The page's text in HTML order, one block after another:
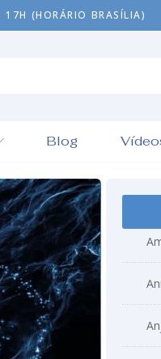
(HORÁRIO BRASÍLIA)
Blog